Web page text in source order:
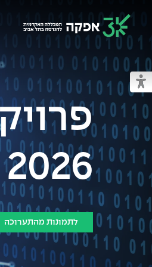
מעבר למצב נגיש
מכללת אפקה
2026
לתמונות מהתערוכה